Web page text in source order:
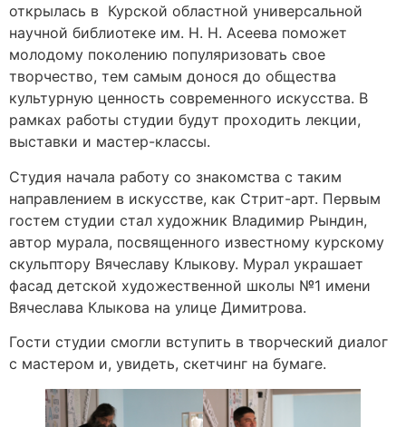
открылась в Курской областной универсальной
научной библиотеке им. Н. Н. Асеева поможет
молодому поколению популяризовать свое
творчество, тем самым донося до общества
культурную ценность современного искусства. В
рамках работы студии будут проходить лекции,
выставки и мастер-классы.
Студия начала работу со знакомства с таким
направлением в искусстве, как Стрит-арт. Первым
гостем студии стал художник Владимир Рындин,
автор мурала, посвященного известному курскому
скульптору Вячеславу Клыкову. Мурал украшает
фасад детской художественной школы №1 имени
Вячеслава Клыкова на улице Димитрова.
Гости студии смогли вступить в творческий диалог
с мастером и, увидеть, скетчинг на бумаге.